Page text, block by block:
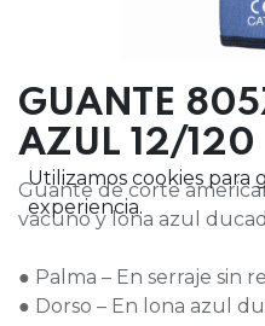
GUANTE
AZUL 12/120
Guante de corte
vacuno y lona azul
● Palma – En serraje sin
● Dorso – En lona azul
Utilizamos cookies para
experiencia.